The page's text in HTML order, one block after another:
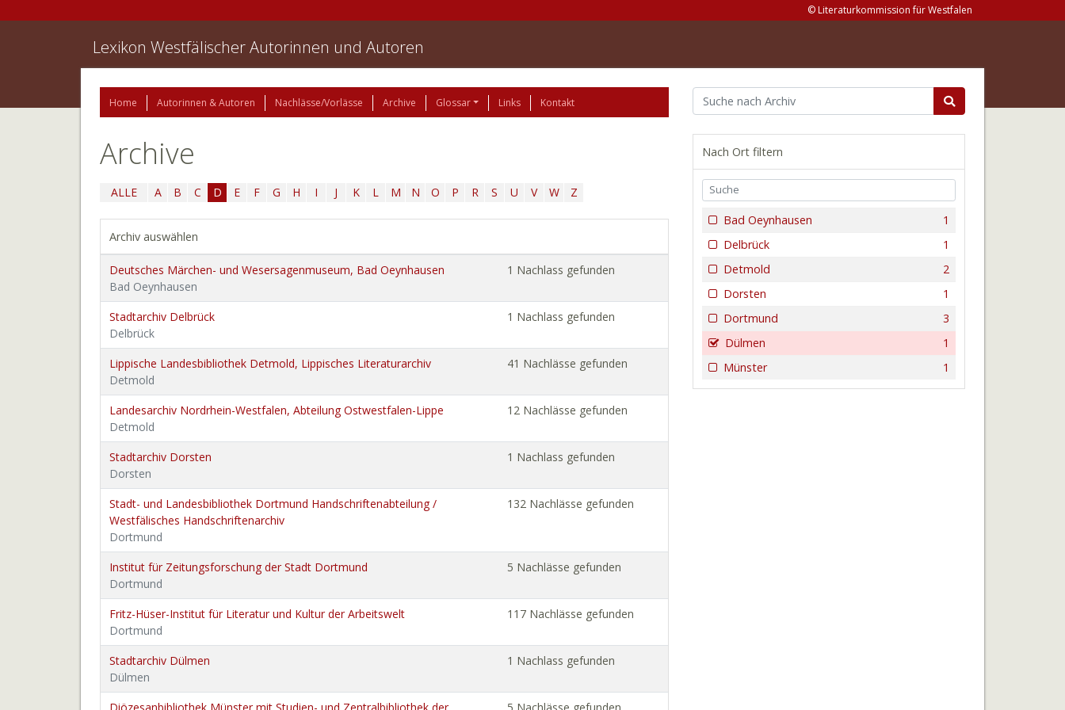
© Literaturkommission für Westfalen
Lexikon Westfälischer Autorinnen und Autoren
Home Autorinnen & Autoren Nachlässe/Vorlässe Archive Glossar Links Kontakt
Archive
ALLE A B C D E F G H I J K L M N O P R S U V W Z
Archiv auswählen
Deutsches Märchen- und Wesersagenmuseum, Bad Oeynhausen
Bad Oeynhausen
1 Nachlass gefunden
Stadtarchiv Delbrück
Delbrück
1 Nachlass gefunden
Lippische Landesbibliothek Detmold, Lippisches Literaturarchiv
Detmold
41 Nachlässe gefunden
Landesarchiv Nordrhein-Westfalen, Abteilung Ostwestfalen-Lippe
Detmold
12 Nachlässe gefunden
Stadtarchiv Dorsten
Dorsten
1 Nachlass gefunden
Stadt- und Landesbibliothek Dortmund Handschriftenabteilung /
Westfälisches Handschriftenarchiv
Dortmund
132 Nachlässe gefunden
Institut für Zeitungsforschung der Stadt Dortmund
Dortmund
5 Nachlässe gefunden
Fritz-Hüser-Institut für Literatur und Kultur der Arbeitswelt
Dortmund
117 Nachlässe gefunden
Stadtarchiv Dülmen
Dülmen
1 Nachlass gefunden
Nach Ort filtern
1
Bad Oeynhausen
1
Delbrück
2
Detmold
1
Dorsten
3
Dortmund
1
Dülmen
1
Münster